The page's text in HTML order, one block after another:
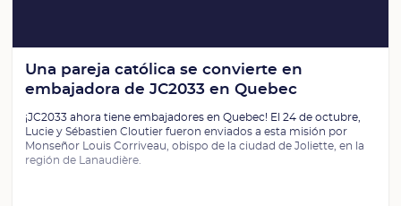
Una pareja católica se convierte en
embajadora de JC2033 en Quebec
¡JC2033 ahora tiene embajadores en Quebec! El 24 de octubre,
Lucie y Sébastien Cloutier fueron enviados a esta misión por
Monseñor Louis Corriveau, obispo de la ciudad de Joliette, en la
región de Lanaudière.